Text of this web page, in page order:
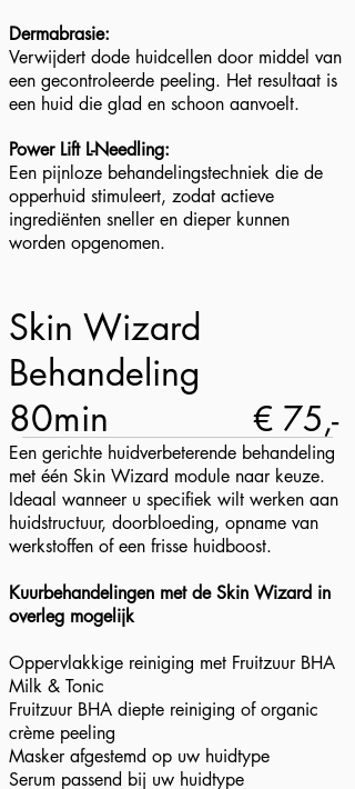
Dermabrasie:
Verwijdert dode huidcellen door middel van
een gecontroleerde peeling. Het resultaat is
een huid die glad en schoon aanvoelt.
Power Lift L-Needling:
Een pijnloze behandelingstechniek die de
opperhuid stimuleert, zodat actieve
ingrediënten sneller en dieper kunnen
worden opgenomen.
Skin Wizard
Behandeling
80min € 75,-
Een gerichte huidverbeterende behandeling
met één Skin Wizard module naar keuze.
Ideaal wanneer u specifiek wilt werken aan
huidstructuur, doorbloeding, opname van
werkstoffen of een frisse huidboost.
Kuurbehandelingen met de Skin Wizard in
overleg mogelijk
Oppervlakkige reiniging met Fruitzuur BHA
Milk & Tonic
Fruitzuur BHA diepte reiniging of organic
crème peeling
Masker afgestemd op uw huidtype
Serum passend bij uw huidtype